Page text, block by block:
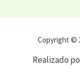
Copyright ©
Realizado